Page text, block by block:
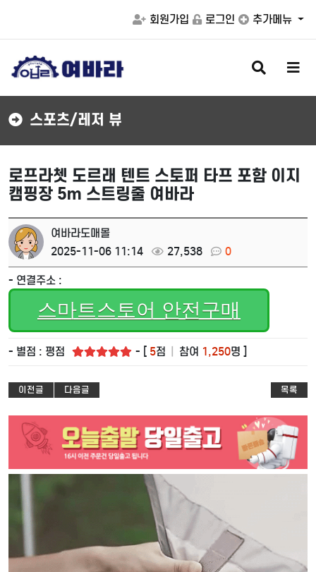
회원가입 로그인 추가메뉴
검
색
버
메
버
스포츠/레저 뷰
로프라쳇 도르래 텐트 스토퍼 타프 포함 이지
캠핑장 5m 스트링줄 여바라
여바라도매몰
2025-11-06 11:14
27,538 0
- 연결주소 :
스마트스토어 안전구매
- 별점 : 평점 - [ 5점 참여 1,250명 ]
이전글 다음글 목록